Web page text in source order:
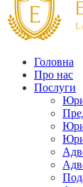
Головна
Про нас
Послуги